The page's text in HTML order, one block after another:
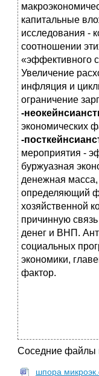
капитальные
исследования -
соотношении
«эффективного
Увеличение
инфляция и
ограничение
-
экономических
-
мероприятия -
буржуазная
денежная
определяющий
хозяйственной
причинную
денег и ВНП.
социальных
экономики,
фактор.
Соседние файлы
шпора